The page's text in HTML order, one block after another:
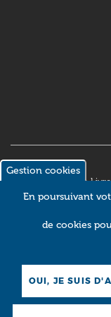
© 2018 Occitanie
Gestion cookies
En poursuivant
de cookies
OUI, JE SUIS